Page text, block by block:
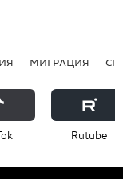
МИГРАЦИЯ
Rutube